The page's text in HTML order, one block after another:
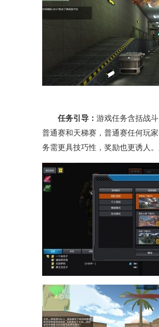
任务引导： 游戏任务含括战
普通赛和天梯赛，普通赛任何玩
务需更具技巧性，奖励也更诱人